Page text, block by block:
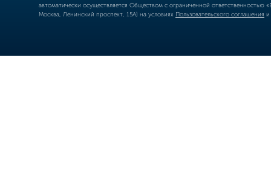
автоматически осуществляется Обществом с ограниченной
Москва, Ленинский проспект, 15А) на условиях Пользовательского соглашения и